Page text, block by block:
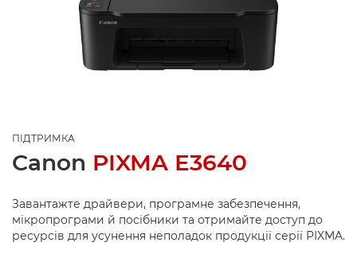
ПІДТРИМКА
Canon PIXMA E3640
Завантажте драйвери, програмне забезпечення,
мікропрограми й посібники та отримайте доступ до
ресурсів для усунення неполадок продукції серії PIXMA.